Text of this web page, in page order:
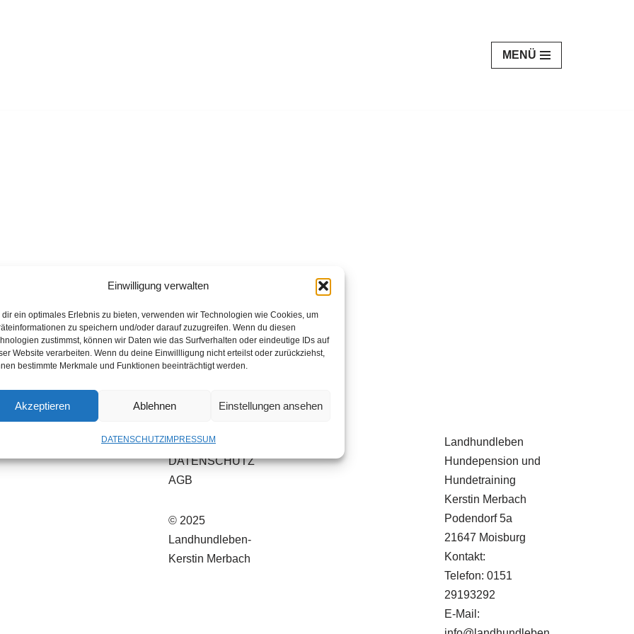
Einwilligung verwalten
dir ein optimales Erlebnis zu bieten, verwenden wir Technologien wie Cookies, um
zu speichern und/oder darauf zuzugreifen. Wenn du diesen
zustimmst, können wir Daten wie das Surfverhalten oder eindeutige IDs auf
Website verarbeiten. Wenn du deine Einwillligung nicht erteilst oder zurückziehst,
bestimmte Merkmale und Funktionen beeinträchtigt werden.
Akzeptieren Ablehnen Einstellungen ansehen
DATENSCHUTZIMPRESSUM
MENÜ
IMPRESSUM
DATENSCHUTZ
AGB
© 2025
Landhundleben-
Kerstin Merbach
Landhundleben
Hundepension und
Hundetraining
Kerstin Merbach
Podendorf 5a
21647 Moisburg
Kontakt:
Telefon: 0151
29193292
E-Mail: